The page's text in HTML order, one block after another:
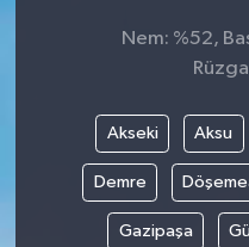
Nem: %52,
Akseki Aksu
Demre
Gazipaşa
Resmî ilanlar
Sağlık